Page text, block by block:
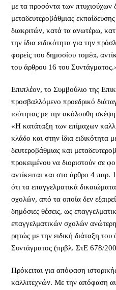
με τα προσόντα των πτυχιούχων
μεταδευτεροβάθμιας
διακριτών, κατά τα ανωτέρω,
την ίδια ειδικότητα για την
φορείς του δημοσίου τομέα,
του άρθρου 16 του
Επιπλέον, το Συμβούλιο της
προσβαλλόμενο προεδρικό
ισότητας με την ακόλουθη
«Η κατάταξη των επίμαχων
κλάδο και στην ίδια ειδικότητα
δευτεροβάθμιας και
προκειμένου να διοριστούν σε
αντίκειται και στο άρθρο 4
ότι τα επαγγελματικά
σχολών, από τα οποία δεν
δημόσιες θέσεις, ως
επαγγελματικών σχολών
ρητώς με την ειδική διάταξη
Συντάγματος (πρβλ. ΣτΕ 678/
Πρόκειται για απόφαση
καλλιτεχνών. Με την απόφαση